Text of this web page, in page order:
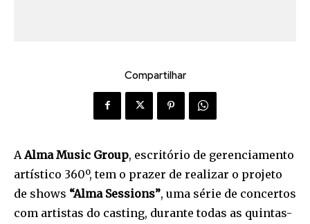
Compartilhar
A Alma Music Group, escritório de gerenciamento
artístico 360º, tem o prazer de realizar o projeto
de shows “Alma Sessions”, uma série de concertos
com artistas do casting, durante todas as quintas-